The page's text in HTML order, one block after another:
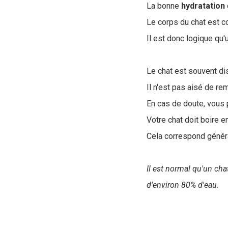
La bonne hydratation
Le corps du chat est
Il est donc logique
Le chat est souvent
Il n'est pas aisé de
En cas de doute,
Votre chat doit boire
Cela correspond
Il est normal qu'un
d'environ 80% d'eau.